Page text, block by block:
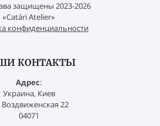
защищены 2023-2026
«Catári Atelier»
конфиденциальности
КОНТАКТЫ
Адрес:
Украина, Киев
Воздвиженская 22
04071